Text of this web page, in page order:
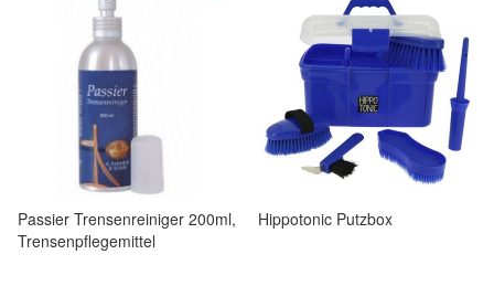
Passier Trensenreiniger 200ml,
Trensenpflegemittel
Hippotonic Putzbox